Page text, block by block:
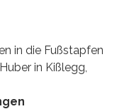
in die Fußstapfen
in Kißlegg,